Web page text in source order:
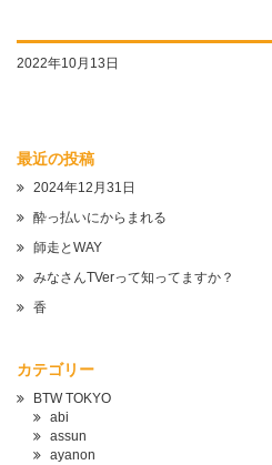
2022年10月13日
最近の投稿
2024年12月31日
酔っ払いにからまれる
師走とWAY
みなさんTVerって知ってますか？
香
カテゴリー
BTW TOKYO
abi
assun
ayanon